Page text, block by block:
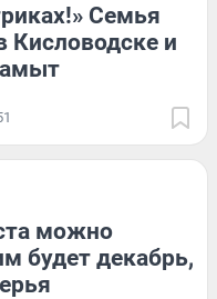
Семья
Кисловодске и
можно
будет декабрь,